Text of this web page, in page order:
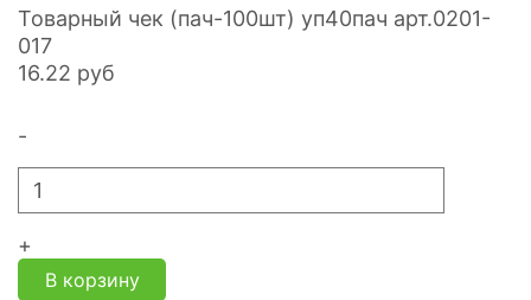
Товарный чек (пач-100шт) уп40пач арт.0201-
017
16.22 руб
-
+
В корзину